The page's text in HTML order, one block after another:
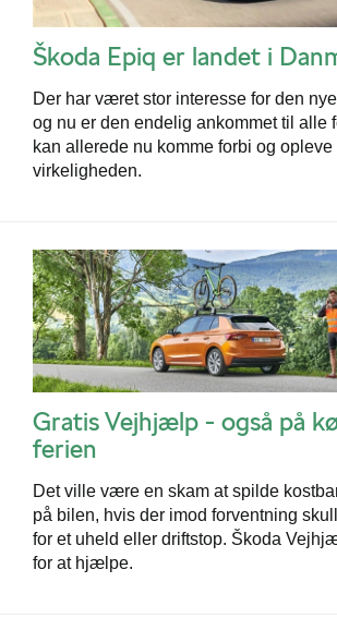
Škoda Epiq er landet i
Der har været stor interesse for den
og nu er den endelig ankommet til alle
kan allerede nu komme forbi og opleve
virkeligheden.
Gratis Vejhjælp - også på
ferien
Det ville være en skam at spilde
på bilen, hvis der imod forventning
for et uheld eller driftstop. Škoda
for at hjælpe.